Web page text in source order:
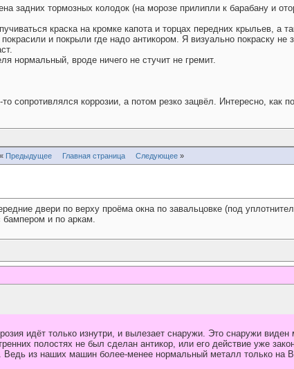
тормозных колодок (на морозе прилипли к барабану и
краска на кромке капота и торцах передних крыльев, а
и покрыли где надо антикором. Я визуально покраску
нормальный, вроде ничего не стучит не гремит.
сопротивлялся коррозии, а потом резко зацвёл. Интересно, как
« Предыдущее Главная страница Следующее»
двери по верху проёма окна по завальцовке (под
бампером и по аркам.
идёт только изнутри, и вылезает снаружи. Это снаружи
полостях не был сделан антикор, или его действие уже
из наших машин более-менее нормальный металл только на